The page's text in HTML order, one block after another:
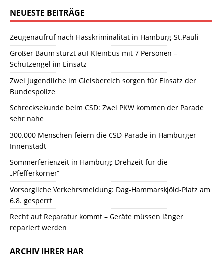
NEUESTE BEITRÄGE
Zeugenaufruf nach Hasskriminalität in Hamburg-St.Pauli
Großer Baum stürzt auf Kleinbus mit 7 Personen –
Schutzengel im Einsatz
Zwei Jugendliche im Gleisbereich sorgen für Einsatz der
Bundespolizei
Schrecksekunde beim CSD: Zwei PKW kommen der Parade
sehr nahe
300.000 Menschen feiern die CSD-Parade in Hamburger
Innenstadt
Sommerferienzeit in Hamburg: Drehzeit für die
„Pfefferkörner“
Vorsorgliche Verkehrsmeldung: Dag-Hammarskjöld-Platz am
6.8. gesperrt
Recht auf Reparatur kommt – Geräte müssen länger
repariert werden
ARCHIV IHRER HAR